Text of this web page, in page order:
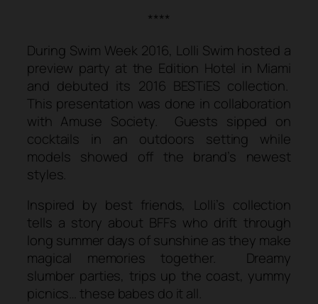
****
During Swim Week 2016, Lolli Swim hosted a
preview party at the Edition Hotel in Miami
and debuted its 2016 BESTiES collection.
This presentation was done in collaboration
with Amuse Society. Guests sipped on
cocktails in an outdoors setting while
models showed off the brand’s newest
styles.
Inspired by best friends, Lolli’s collection
tells a story about BFFs who drift through
long summer days of sunshine as they make
magical memories together. Dreamy
slumber parties, trips up the coast, yummy
picnics… these babes do it all.